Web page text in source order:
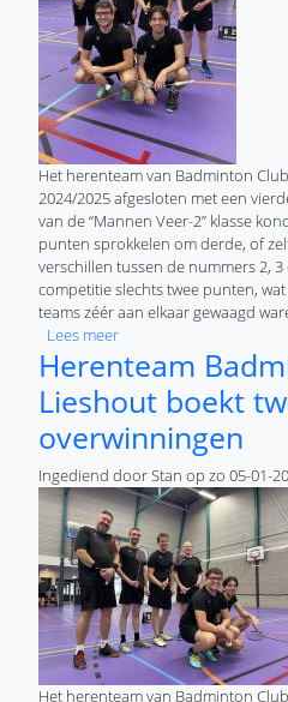
Het herenteam van Badminton
2024/2025 afgesloten met een
van de “Mannen Veer-2” klasse
punten sprokkelen om derde, of
verschillen tussen de nummers 2,
competitie slechts twee punten,
teams zéér aan elkaar gewaagd
Lees meerover Herenteam
Herenteam
Lieshout boekt
overwinningen
Ingediend doorStan op zo 05-01-
Het herenteam van Badminton